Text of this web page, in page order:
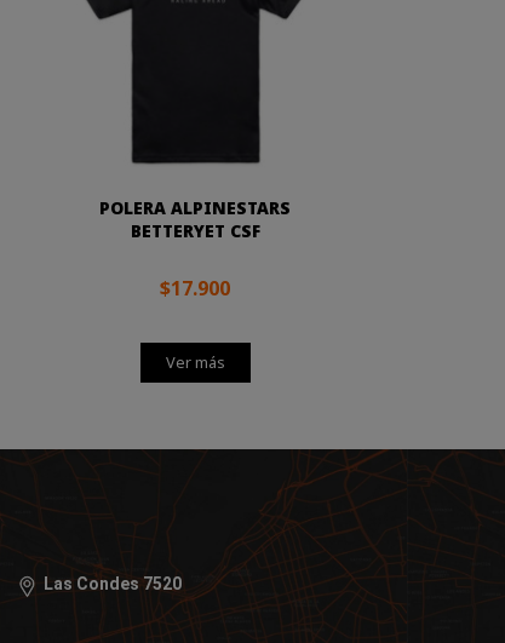
POLERA ALPINESTARS
BETTERYET CSF
$17.900
Ver más
Las Condes 7520